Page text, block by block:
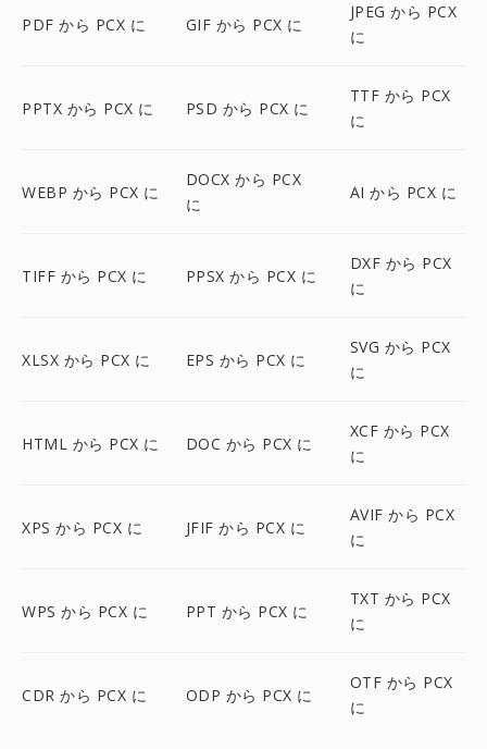
PDF から PCX に GIF から PCX に
JPEG から PCX
に
PPTX から PCX に PSD から PCX に
TTF から PCX
に
WEBP から PCX に
DOCX から PCX
に
AI から PCX に
TIFF から PCX に PPSX から PCX に
DXF から PCX
に
XLSX から PCX に EPS から PCX に
SVG から PCX
に
HTML から PCX に DOC から PCX に
XCF から PCX
に
XPS から PCX に JFIF から PCX に
AVIF から PCX
に
WPS から PCX に PPT から PCX に
TXT から PCX
に
CDR から PCX に ODP から PCX に
OTF から PCX
に